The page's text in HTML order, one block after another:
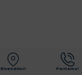
Rivenditori Parliamo!